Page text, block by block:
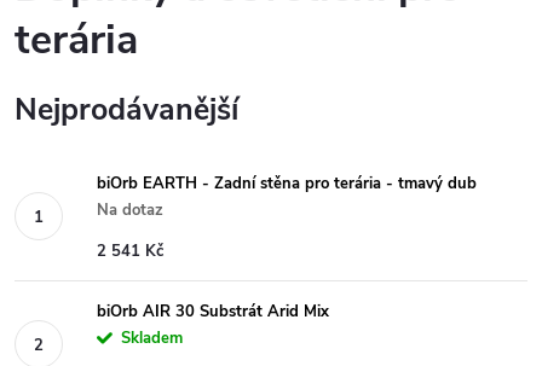
terária
Nejprodávanější
biOrb EARTH - Zadní stěna pro terária - tmavý dub
Na dotaz
2 541 Kč
biOrb AIR 30 Substrát Arid Mix
Skladem